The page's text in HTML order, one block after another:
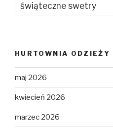
świąteczne swetry
HURTOWNIA ODZIEŻY
maj 2026
kwiecień 2026
marzec 2026